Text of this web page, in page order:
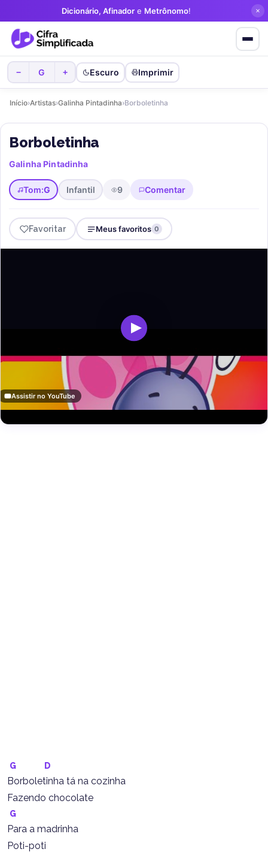
Dicionário, Afinador e Metrônomo!
− G + Escuro Imprimir
Início›Artistas›Galinha Pintadinha›Borboletinha
Borboletinha
Galinha Pintadinha
Tom:G Infantil 9 Comentar
Favoritar Meus favoritos 0
Assistir no YouTube
G D
Borboletinha tá na cozinha
Fazendo chocolate
G
Para a madrinha
Poti-poti